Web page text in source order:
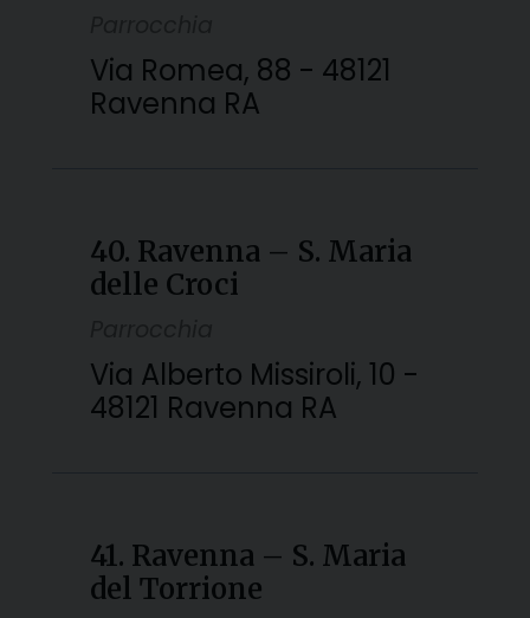
Via Romea, 88 - 48121
Ravenna RA
40. Ravenna – S. Maria
delle Croci
Via Alberto Missiroli, 10 -
48121 Ravenna RA
41. Ravenna – S. Maria
del Torrione